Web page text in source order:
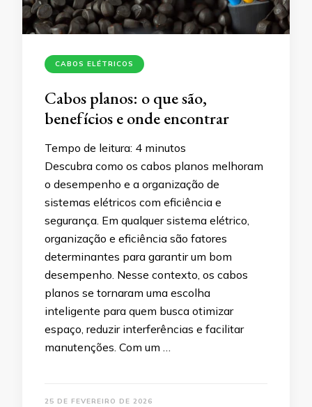
CABOS ELÉTRICOS
Cabos planos: o que são,
benefícios e onde encontrar
Tempo de leitura: 4 minutos
Descubra como os cabos planos melhoram
o desempenho e a organização de
sistemas elétricos com eficiência e
segurança. Em qualquer sistema elétrico,
organização e eficiência são fatores
determinantes para garantir um bom
desempenho. Nesse contexto, os cabos
planos se tornaram uma escolha
inteligente para quem busca otimizar
espaço, reduzir interferências e facilitar
manutenções. Com um …
25 DE FEVEREIRO DE 2026